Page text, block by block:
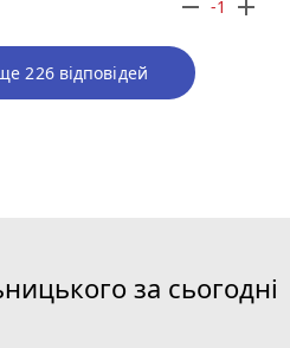
remove -1 add
226 відповідей
за сьогодні